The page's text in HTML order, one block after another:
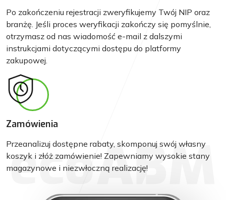
Po zakończeniu rejestracji zweryfikujemy Twój NIP oraz
branżę. Jeśli proces weryfikacji zakończy się pomyślnie,
otrzymasz od nas wiadomość e-mail z dalszymi
instrukcjami dotyczącymi dostępu do platformy
zakupowej.
Zamówienia
Przeanalizuj dostępne rabaty, skomponuj swój własny
koszyk i złóż zamówienie! Zapewniamy wysokie stany
magazynowe i niezwłoczną realizację!